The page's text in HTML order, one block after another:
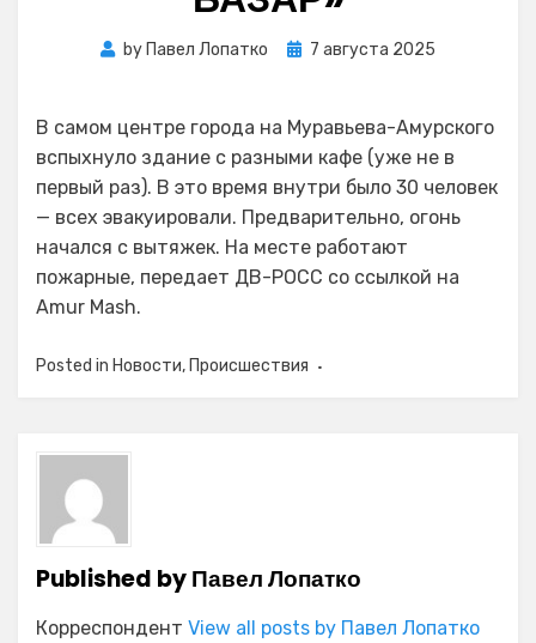
by Павел Лопатко
Posted
7 августа 2025
В самом центре города на Муравьева-Амурского
вспыхнуло здание с разными кафе (уже не в
первый раз). В это время внутри было 30 человек
— всех эвакуировали. Предварительно, огонь
начался с вытяжек. На месте работают
пожарные, передает ДВ-РОСС со ссылкой на
Amur Mash.
Posted in Новости, Происшествия
Published byПавел Лопатко
Корреспондент View all posts by Павел Лопатко